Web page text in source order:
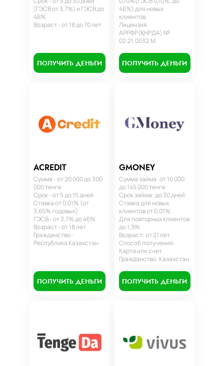
(ГЭСВ от 3,7%) и ГЭСВ до
46%
Возраст - от 18 до 70 лет
ПОЛУЧИТЬ ДЕНЬГИ
46%) для новых
клиентов.
Лицензия
АРРФР(ҚНРДА) №
02.21.0032.М
ПОЛУЧИТЬ ДЕНЬГИ
ACREDIT
Сумма - от 20 000 до 300
000 тенге
Срок - от 5 до 15 дней
Ставка от 0,01% (от
3,65% годовых)
ГЭСВ - от 3,7% до 46%
Возраст - от 18 лет
Гражданство -
Республика Казахстан
ПОЛУЧИТЬ ДЕНЬГИ
GMONEY
Сумма займа: от 10 000
до 145 000 тенге
Срок займа: до 30 дней
Ставка для новых
клиентов от 0,01%.
Для повторных клиентов
до 1,9%
Возраст: от 21 лет
Способ получения:
Карта или счет
Гражданство: Казахстан
ПОЛУЧИТЬ ДЕНЬГИ